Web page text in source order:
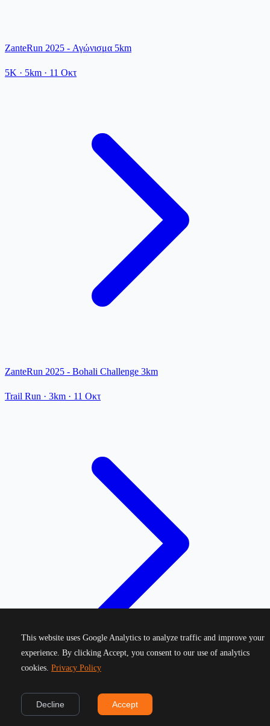
ZanteRun 2025 - Αγώνισμα 5km
5K · 5km · 11 Οκτ
ZanteRun 2025 - Bohali Challenge 3km
Trail Run · 3km · 11 Οκτ
2026Greek Running Events. All rights reserved.
This website uses Google Analytics to analyze traffic and improve your
experience. By clicking Accept, you consent to our use of analytics
cookies. Privacy Policy
Decline Accept